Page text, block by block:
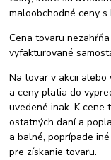
maloobchodné ceny s
Cena tovaru
vyfakturované
Na tovar v akcii alebo
a ceny platia do
uvedené inak. K cene
ostatných daní a
a balné, poprípade
pre získanie tovaru.